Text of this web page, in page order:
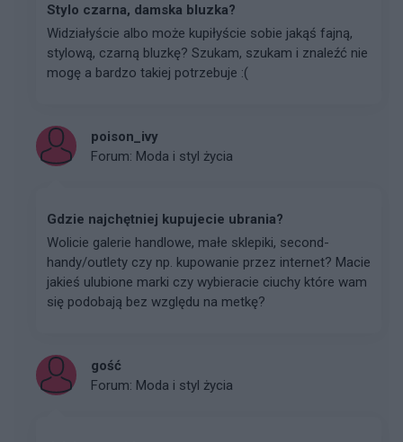
Stylo czarna, damska bluzka?
Widziałyście albo może kupiłyście sobie jakąś fajną,
stylową, czarną bluzkę? Szukam, szukam i znaleźć nie
mogę a bardzo takiej potrzebuje :(
poison_ivy
Forum: Moda i styl życia
Gdzie najchętniej kupujecie ubrania?
Wolicie galerie handlowe, małe sklepiki, second-
handy/outlety czy np. kupowanie przez internet? Macie
jakieś ulubione marki czy wybieracie ciuchy które wam
się podobają bez względu na metkę?
gość
Forum: Moda i styl życia